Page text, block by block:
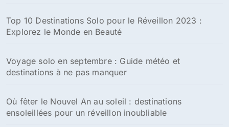
Top 10 Destinations Solo pour le Réveillon 2023 :
Explorez le Monde en Beauté
Voyage solo en septembre : Guide météo et
destinations à ne pas manquer
Où fêter le Nouvel An au soleil : destinations
ensoleillées pour un réveillon inoubliable